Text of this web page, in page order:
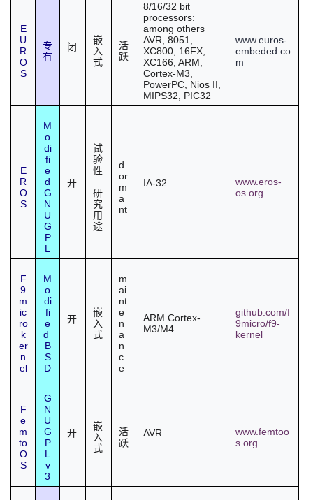
E
U
R
O
S
专
有
闭
嵌
入
式
活
跃
8/16/32 bit
processors:
among others
AVR, 8051,
XC800, 16FX,
XC166, ARM,
Cortex-M3,
PowerPC, Nios II,
MIPS32, PIC32
www.euros-
embeded.co
m
E
R
O
S
M
o
di
fi
e
d
G
N
U
G
P
L
开
试
验
性
研
究
用
途
d
or
m
a
nt
IA-32
www.eros-
os.org
F
9
m
ic
ro
k
er
n
el
M
o
di
fi
e
d
B
S
D
开
嵌
入
式
m
ai
nt
e
n
a
n
c
e
ARM Cortex-
M3/M4
github.com/f
9micro/f9-
kernel
F
e
m
to
O
S
G
N
U
G
P
L
v
3
开
嵌
入
式
活
跃
AVR
www.femtoo
s.org